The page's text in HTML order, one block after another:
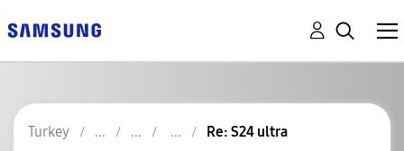
Turkey Re: S24 ultra